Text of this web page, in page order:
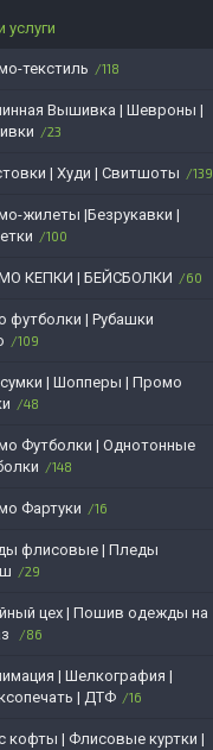
услуги
текстиль 118
Вышивка | Шевроны |
23
| Худи | Свитшоты 139
жилеты |Безрукавки |
100
КЕПКИ | БЕЙСБОЛКИ 60
футболки | Рубашки
109
| Шопперы | Промо
48
Футболки | Однотонные
148
Фартуки 16
флисовые | Пледы
29
цех | Пошив одежды на
86
| Шелкография |
| ДТФ
16
кофты | Флисовые куртки |